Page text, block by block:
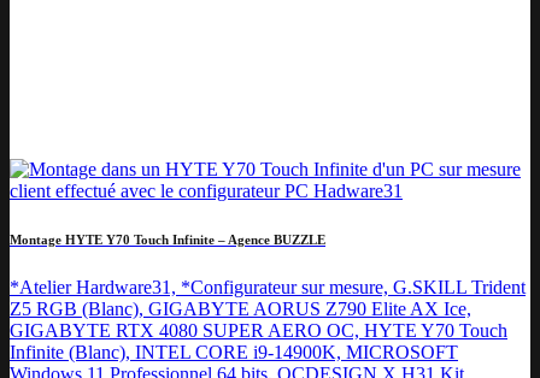
Montage HYTE Y70 Touch Infinite – Agence BUZZLE
*Atelier Hardware31, *Configurateur sur mesure, G.SKILL Trident
Z5 RGB (Blanc), GIGABYTE AORUS Z790 Elite AX Ice,
GIGABYTE RTX 4080 SUPER AERO OC, HYTE Y70 Touch
Infinite (Blanc), INTEL CORE i9-14900K, MICROSOFT
Windows 11 Professionnel 64 bits, OCDESIGN X H31 Kit